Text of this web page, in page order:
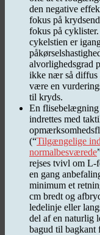
den negative
fokus på
fokus på
cykelstien er
alvorlighedsgrad
ikke nær så diffus
være en
til kryds.
En
indrettes med
(“Tilgængelige
normalbesværede
rejses tvivl om L-
en gang
minimum et
cm bredt og
ledelinje eller
del af en naturlig
bagud til bagkant